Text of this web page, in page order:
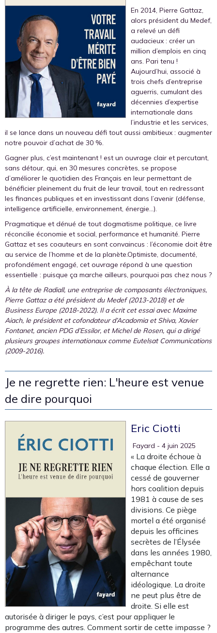
En 2014, Pierre Gattaz,
alors président du Medef,
a relevé un défi
audacieux : créer un
million d’emplois en cinq
ans. Pari tenu !
Aujourd’hui, associé à
trois chefs d’entreprise
aguerris, cumulant des
décennies d’expertise
internationale dans
l’industrie et les services,
il se lance dans un nouveau défi tout aussi ambitieux : augmenter
notre pouvoir d’achat de 30 %.
Gagner plus, c’est maintenant ! est un ouvrage clair et percutant,
sans détour, qui, en 30 mesures concrètes, se propose
d’améliorer le quotidien des Français en leur permettant de
bénéficier pleinement du fruit de leur travail, tout en redressant
les finances publiques et en investissant dans l’avenir (défense,
intelligence artificielle, environnement, énergie...).
Pragmatique et dénué de tout dogmatisme politique, ce livre
réconcilie économie et social, performance et humanité. Pierre
Gattaz et ses coauteurs en sont convaincus : l’économie doit être
au service de l’homme et de la planète.Optimiste, documenté,
profondément engagé, cet ouvrage répond à une question
essentielle : puisque ça marche ailleurs, pourquoi pas chez nous ?
À la tête de Radiall, une entreprise de composants électroniques,
Pierre Gattaz a été président du Medef (2013-2018) et de
Business Europe (2018-2022). Il a écrit cet essai avec Maxime
Aiach, le président et cofondateur d’Acadomia et Shiva, Xavier
Fontanet, ancien PDG d’Essilor, et Michel de Rosen, qui a dirigé
plusieurs groupes internationaux comme Eutelsat Communications
(2009-2016).
Je ne regrette rien: L'heure est venue
de dire pourquoi
Eric Ciotti
‎ Fayard - 4 juin 2025
« La droite échoue à
chaque élection. Elle a
cessé de gouverner
hors coalition depuis
1981 à cause de ses
divisions. Ce piège
mortel a été organisé
depuis les officines
secrètes de l’Élysée
dans les années 1980,
empêchant toute
alternance
idéologique. La droite
ne peut plus être de
droite. Si elle est
autorisée à diriger le pays, c’est pour appliquer le
programme des autres. Comment sortir de cette impasse ?